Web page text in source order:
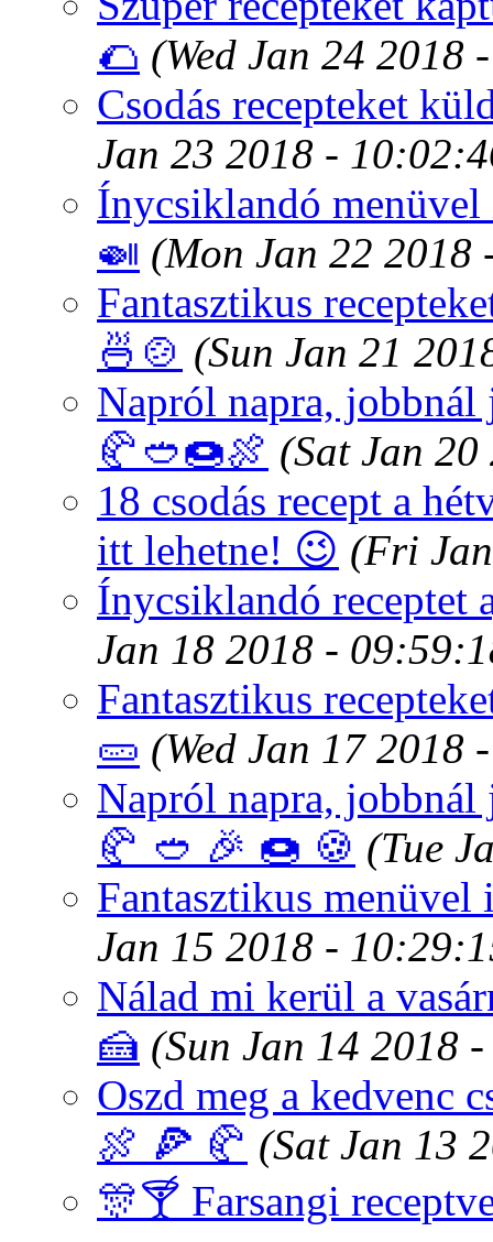
🌮 (Wed Jan 24 2018
Csodás recepteket
Jan 23 2018 -
Ínycsiklandó
🍛 (Mon Jan 22 2018
Fantasztikus
🍜🍲 (Sun Jan 21
Napról napra,
🥐🥙🍩🍖 (Sat Jan
18 csodás recept a
itt lehetne! 😉 (Fri
Ínycsiklandó
Jan 18 2018 -
Fantasztikus
🥒 (Wed Jan 17 2018
Napról napra,
🥐 🥙 🎉 🍩 🍪 (Tue
Fantasztikus
Jan 15 2018 -
Nálad mi kerül a
🍰 (Sun Jan 14 2018
Oszd meg a kedvenc
🍖 🍕 🥐 (Sat Jan 13
🎊🍸 Farsangi